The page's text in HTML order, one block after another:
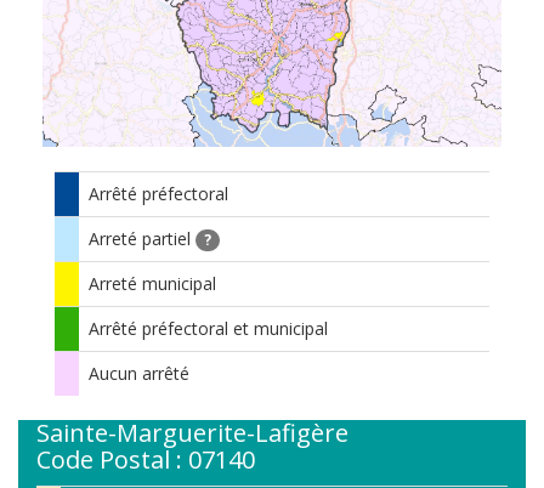
Arrêté préfectoral
Arreté partiel
?
Arreté municipal
Arrêté préfectoral et municipal
Aucun arrêté
Sainte-Marguerite-Lafigère
Code Postal : 07140